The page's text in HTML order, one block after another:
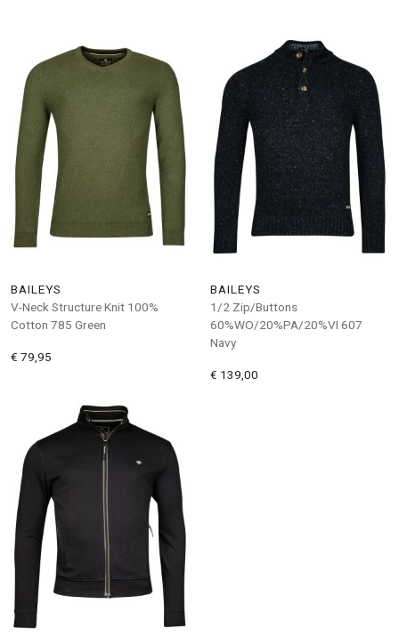
BAILEYS
V-Neck Structure Knit 100%
Cotton 785 Green
€ 79,95
BAILEYS
1/2 Zip/Buttons
60%WO/20%PA/20%VI 607
Navy
€ 139,00